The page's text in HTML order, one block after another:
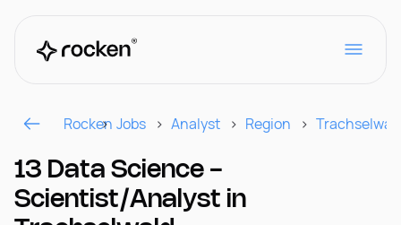
Für Arbeitgeber
Kontakt
Rocken Jobs Analyst Region
13 Data Science -
Scientist/Analyst in